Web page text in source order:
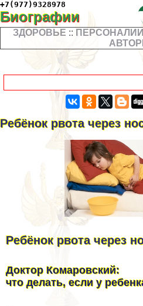
+7(977)9328978
Биографии
ЗДОРОВЬЕ :: ПЕРСОНАЛИИ
Ребёнок рвота через
Ребёнок рвота через
Доктор Комаровский:
что делать, если у